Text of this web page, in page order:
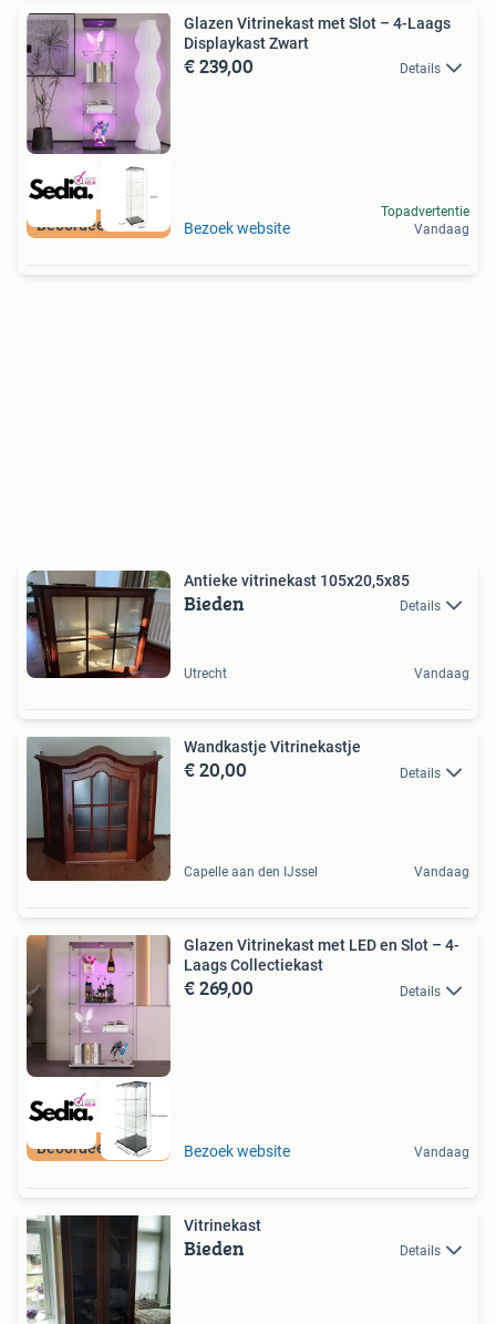
Glazen Vitrinekast met Slot – 4-Laags
Displaykast Zwart
€ 239,00 Details
Bezoek website
Topadvertentie
Vandaag
Antieke vitrinekast 105x20,5x85
Bieden Details
Utrecht Vandaag
Wandkastje Vitrinekastje
€ 20,00 Details
Capelle aan den IJssel Vandaag
Beoordeeld met 9+
Glazen Vitrinekast met LED en Slot – 4-
Laags Collectiekast
€ 269,00 Details
Bezoek website Vandaag
Vitrinekast
Bieden Details